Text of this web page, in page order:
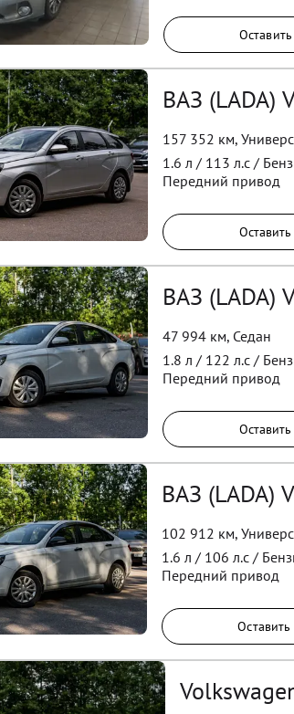
ВАЗ (LADA)
157 352 км,
1.6 л / 113 л.с /
Передний привод
ВАЗ (LADA)
47 994 км, Седан
1.8 л / 122 л.с /
Передний привод
ВАЗ (LADA)
102 912 км,
1.6 л / 106 л.с /
Передний привод
Оставить